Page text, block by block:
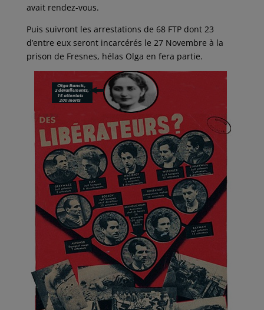
avait rendez-vous.
Puis suivront les arrestations de 68 FTP dont 23
d’entre eux seront incarcérés le 27 Novembre à la
prison de Fresnes, hélas Olga en fera partie.